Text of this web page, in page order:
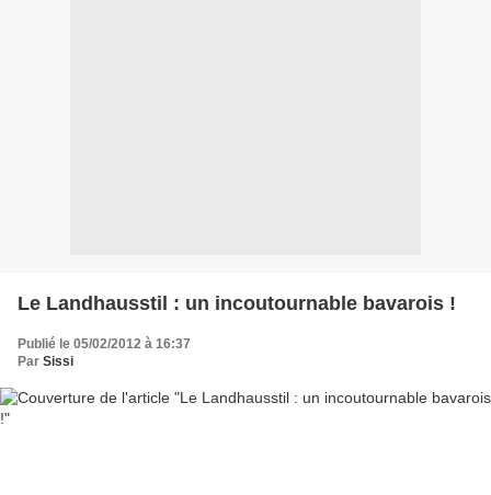
Le Landhausstil : un incoutournable bavarois !
Publié le 05/02/2012 à 16:37
Par Sissi